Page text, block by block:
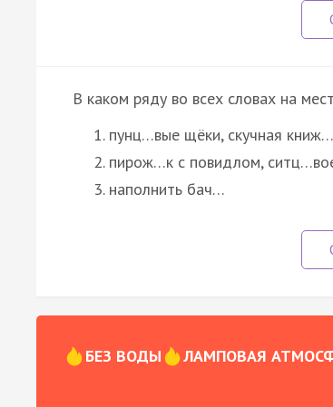
В каком ряду во всех словах на
пунц…вые щёки, скучная
пирож…к с повидлом,
наполнить бач…
БЕЗ ВОДЫ ЛАМПОВАЯ